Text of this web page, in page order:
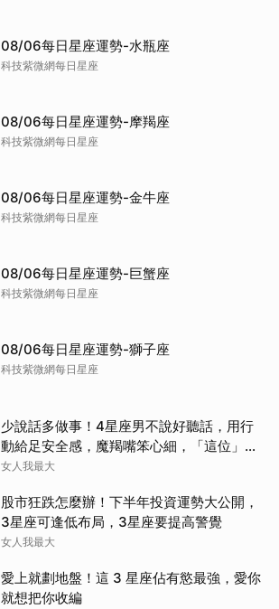
08/06每日星座運勢-水瓶座
科技紫微網每日星座
08/06每日星座運勢-摩羯座
科技紫微網每日星座
08/06每日星座運勢-金牛座
科技紫微網每日星座
08/06每日星座運勢-巨蟹座
科技紫微網每日星座
08/06每日星座運勢-獅子座
科技紫微網每日星座
少說話多做事！4星座男不說好聽話，用行
動給足安全感，魔羯嘴笨心細，「這位」從
不畫餅最深情～
女人我最大
股市狂跌怎麼辦！下半年投資運勢大公開，
3星座可逢低布局，3星座要提高警覺
女人我最大
愛上就劃地盤！這 3 星座佔有慾最強，愛你
就想把你收編